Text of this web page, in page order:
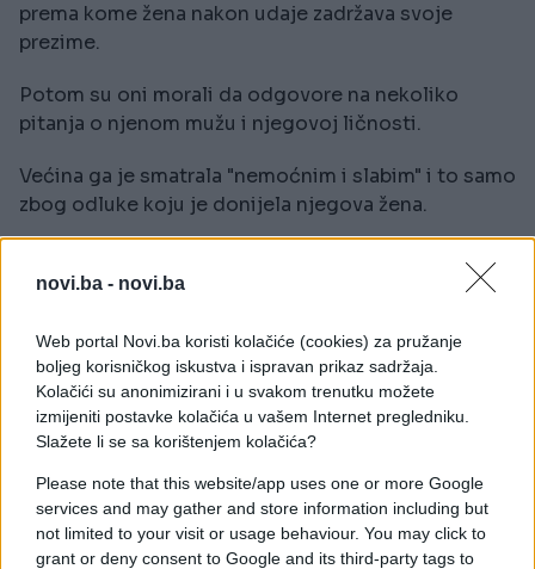
novi.ba - novi.ba
Web portal Novi.ba koristi kolačiće (cookies) za pružanje
boljeg korisničkog iskustva i ispravan prikaz sadržaja.
Kolačići su anonimizirani i u svakom trenutku možete
izmijeniti postavke kolačića u vašem Internet pregledniku.
Slažete li se sa korištenjem kolačića?
Please note that this website/app uses one or more Google
services and may gather and store information including but
not limited to your visit or usage behaviour. You may click to
grant or deny consent to Google and its third-party tags to
prema kome žena nakon udaje zadržava svoje
prezime.
Potom su oni morali da odgovore na nekoliko
pitanja o njenom mužu i njegovoj ličnosti.
Većina ga je smatrala "nemoćnim i slabim" i to samo
zbog odluke koju je donijela njegova žena.
Prethodna istraživanja pokazuju da ljudi drugačije
posmatraju žene koje zadrže svoje prezime nakon
nametljive".
Independent prenosi stavove sociologa da su ljudi
sa takvim stavovima konzervativni i nisu u stanju da
napuste tradicionalna shvatanja odnosa među
ljudima i polovima.